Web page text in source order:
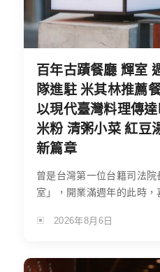
百年古蹟餐廳 輝室
隊進駐 米其林推薦
以現代臺灣料理傳
米粉 清粥小菜 紅豆
新篇章
曾是台灣第一位台籍司法
室」，開業滿週年的此時，
2026年8月6日